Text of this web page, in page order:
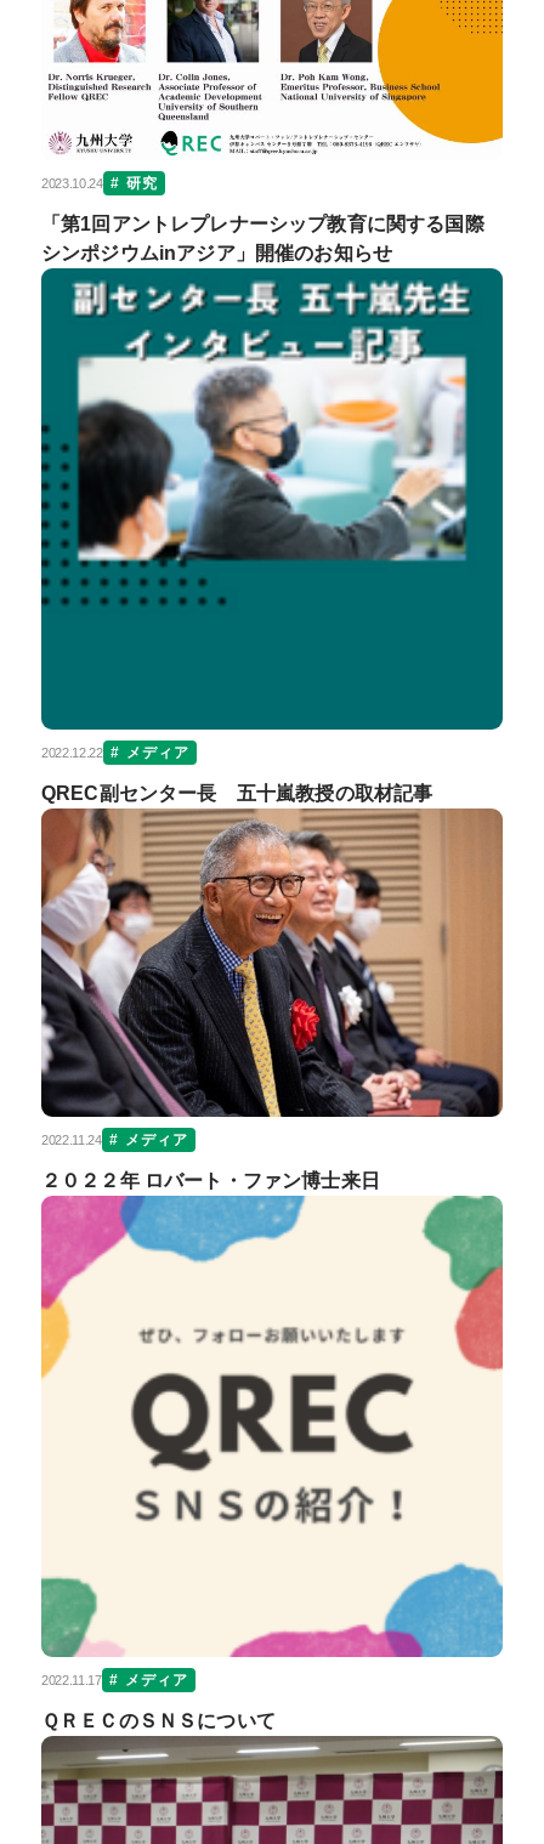
2023.10.24 研究
「第1回アントレプレナーシップ教育に関する国際
シンポジウムinアジア」開催のお知らせ
2022.12.22 メディア
QREC副センター長 五十嵐教授の取材記事
2022.11.24 メディア
２０２２年 ロバート・ファン博士来日
2022.11.17 メディア
ＱＲＥＣのＳＮＳについて